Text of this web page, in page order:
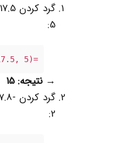
5:
=FLOOR(17.5, 5)
→ نتیجه: 15
2: